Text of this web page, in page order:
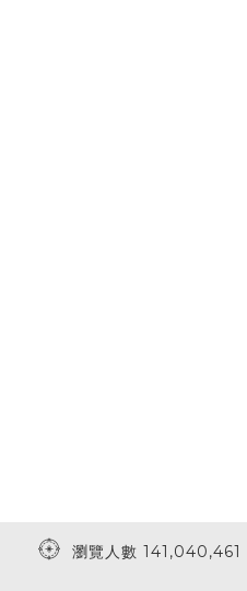
瀏覽人數 141,040,461